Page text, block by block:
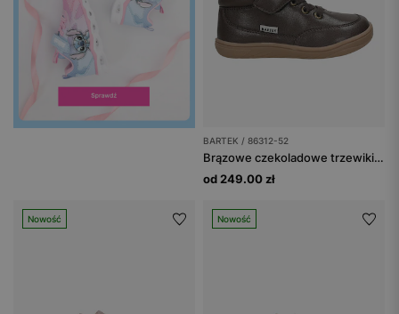
BARTEK / 86312-52
Brązowe czekoladowe trzewiki dziecięce barefoot BARTEK 86312-52
od 249.00 zł
Nowość Nowość